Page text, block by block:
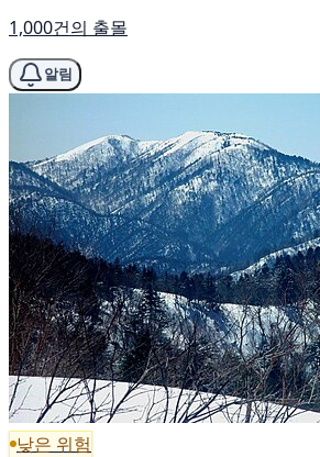
1,000건의 출몰
알림
낮은 위험